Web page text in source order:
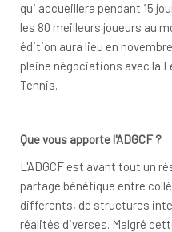
qui accueillera pendant 15
les 80 meilleurs joueurs au
édition aura lieu en
pleine négociations avec la
Tennis.
Que vous apporte l'ADGCF ?
L'ADGCF est avant tout un
partage bénéfique entre
différents, de structures
réalités diverses. Malgré